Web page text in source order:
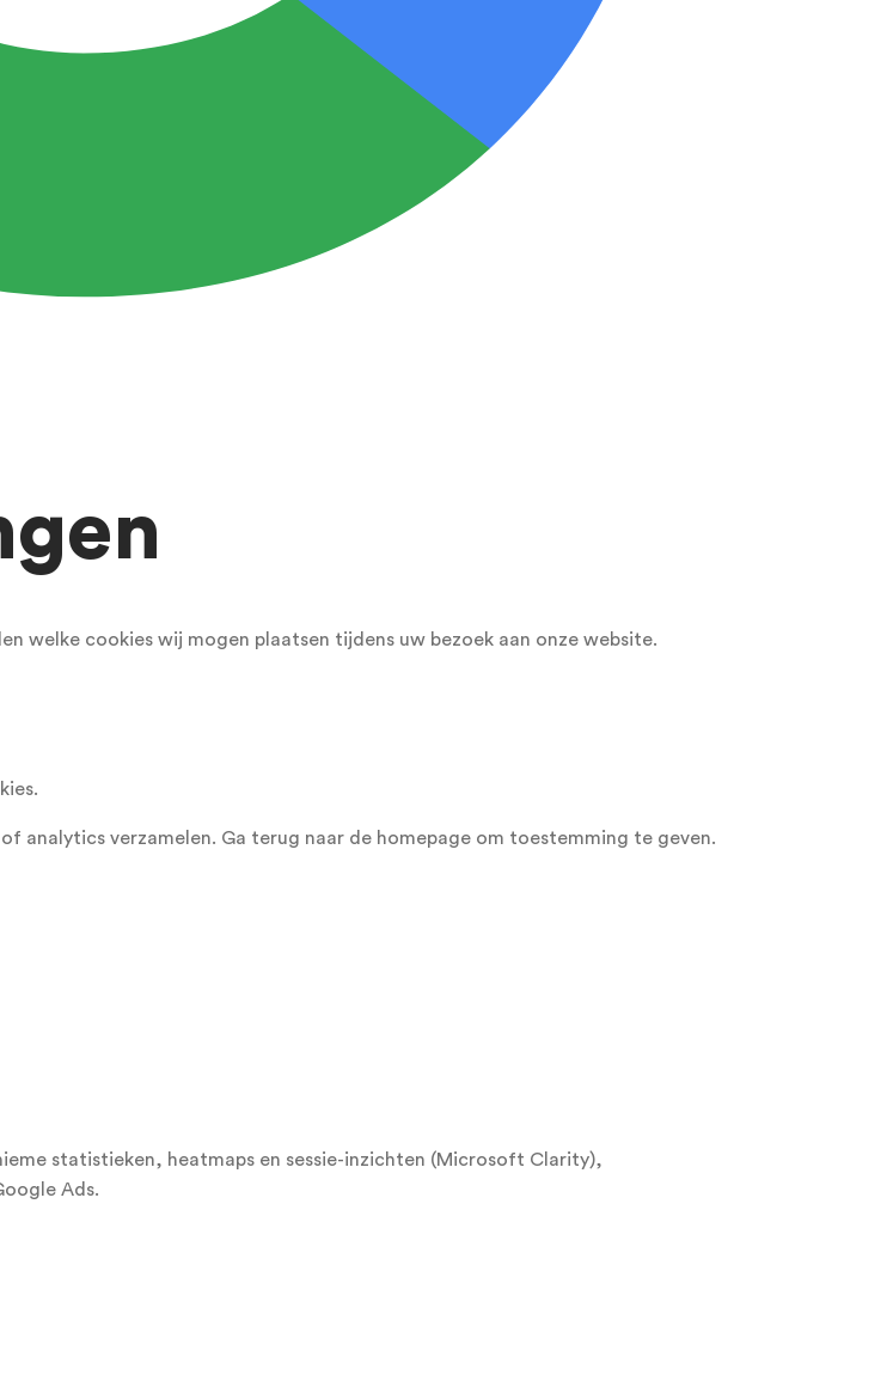
welke cookies wij mogen plaatsen tijdens uw bezoek aan onze website.
analytics verzamelen. Ga terug naar de homepage om toestemming te geven.
statistieken, heatmaps en sessie-inzichten (Microsoft Clarity),
Ads.